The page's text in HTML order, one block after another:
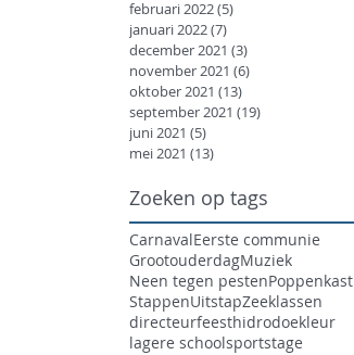
februari 2022(5)
januari 2022(7)
december 2021 (3)
november 2021 (6)
oktober 2021 (13)
september 2021 (19)
juni 2021 (5)
mei 2021 (13)
Zoeken op tags
CarnavalEerste communie
GrootouderdagMuziek
Neen tegen pestenPoppenkast
StappenUitstapZeeklassen
directeurfeesthidrodoekleur
lagere schoolsportstage